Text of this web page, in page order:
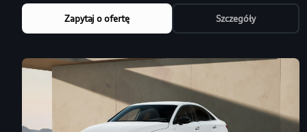
Zapytaj o ofertę Szczegóły